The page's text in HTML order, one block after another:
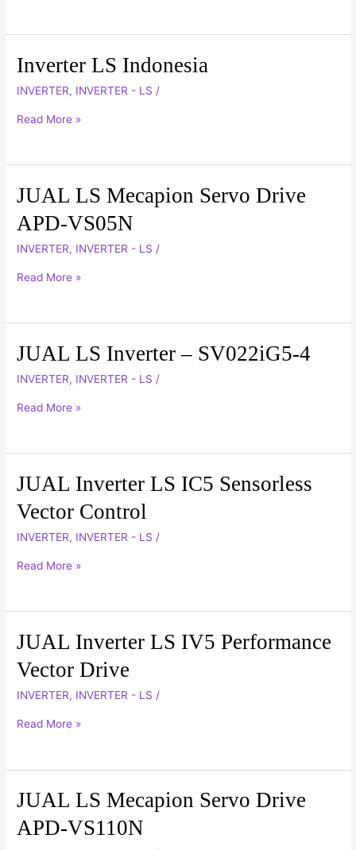
Inverter LS Indonesia
INVERTER, INVERTER - LS /
Inverter
Read More »
JUAL LS Mecapion Servo Drive
APD-VS05N
INVERTER, INVERTER - LS /
JUAL
Mecapion
Servo
Read More »
JUAL LS Inverter – SV022iG5-4
INVERTER, INVERTER - LS /
JUAL
–
Read More »
JUAL Inverter LS IC5 Sensorless
Vector Control
INVERTER, INVERTER - LS /
JUAL
LS
IC5
Read More »
JUAL Inverter LS IV5 Performance
Vector Drive
INVERTER, INVERTER - LS /
JUAL
LS
IV5
Read More »
JUAL LS Mecapion Servo Drive
APD-VS110N
JUAL
Mecapion